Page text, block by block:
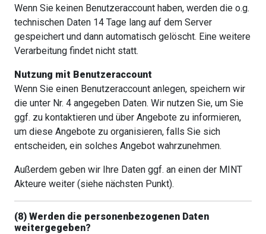
Wenn Sie keinen Benutzeraccount haben, werden die o.g.
technischen Daten 14 Tage lang auf dem Server
gespeichert und dann automatisch gelöscht. Eine weitere
Verarbeitung findet nicht statt.
Nutzung mit Benutzeraccount
Wenn Sie einen Benutzeraccount anlegen, speichern wir
die unter Nr. 4 angegeben Daten. Wir nutzen Sie, um Sie
ggf. zu kontaktieren und über Angebote zu informieren,
um diese Angebote zu organisieren, falls Sie sich
entscheiden, ein solches Angebot wahrzunehmen.
Außerdem geben wir Ihre Daten ggf. an einen der MINT
Akteure weiter (siehe nächsten Punkt).
(8) Werden die personenbezogenen Daten
weitergegeben?